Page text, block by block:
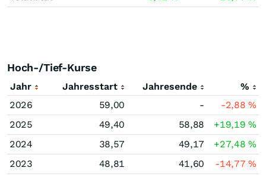
Hoch-/Tief-Kurse
Jahr Jahresstart Jahresende
%
2026
59,00 - -2,88%
2025
49,40 58,88 +19,19%
2024
38,57 49,17 +27,48%
2023
48,81 41,60 -14,77%